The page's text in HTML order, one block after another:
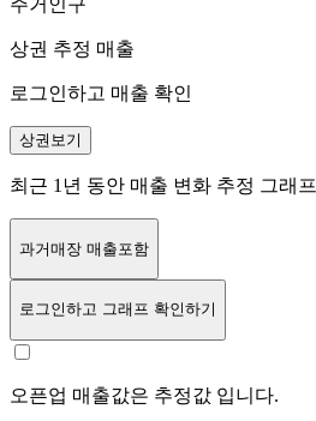
주거인구
상권 추정 매출
로그인하고 매출 확인
상권보기
최근 1년 동안 매출 변화 추정 그래프
과거매장 매출포함
로그인하고 그래프 확인하기
오픈업 매출값은 추정값 입니다.